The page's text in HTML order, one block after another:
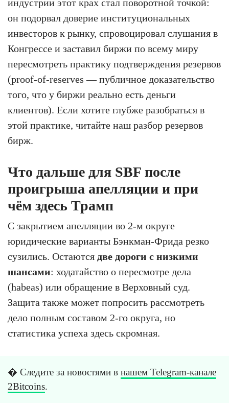
индустрии этот крах стал поворотной точкой:
он подорвал доверие институциональных
инвесторов к рынку, спровоцировал слушания в
Конгрессе и заставил биржи по всему миру
пересмотреть практику подтверждения резервов
(proof-of-reserves — публичное доказательство
того, что у биржи реально есть деньги
клиентов). Если хотите глубже разобраться в
этой практике, читайте наш разбор резервов
бирж.
Что дальше для SBF после
проигрыша апелляции и при
чём здесь Трамп
С закрытием апелляции во 2-м округе
юридические варианты Бэнкман-Фрида резко
сузились. Остаются две дороги с низкими
шансами: ходатайство о пересмотре дела
(habeas) или обращение в Верховный суд.
Защита также может попросить рассмотреть
дело полным составом 2-го округа, но
статистика успеха здесь скромная.
� Следите за новостями в нашем Telegram-канале
2Bitcoins.